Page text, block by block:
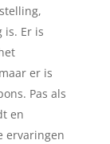
is. Er is
er is
Pas als
en
ervaringen